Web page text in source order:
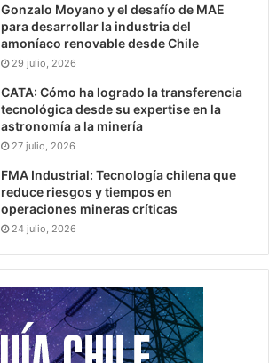
Gonzalo Moyano y el desafío de MAE
para desarrollar la industria del
amoníaco renovable desde Chile
29 julio, 2026
CATA: Cómo ha logrado la transferencia
tecnológica desde su expertise en la
astronomía a la minería
27 julio, 2026
FMA Industrial: Tecnología chilena que
reduce riesgos y tiempos en
operaciones mineras críticas
24 julio, 2026